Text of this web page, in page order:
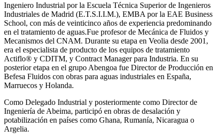
Ingeniero Industrial por la Escuela Técnica Superior de Ingenieros
Industriales de Madrid (E.T.S.I.I.M.), EMBA por la EAE Business
School, con más de veinticinco años de experiencia predominando
en el tratamiento de aguas.Fue profesor de Mecánica de Fluidos y
Mecanismos del CNAM. Durante su etapa en Veolia desde 2001,
era el especialista de producto de los equipos de tratamiento
Actiflo® y CDITM, y Contract Manager para Industria. En su
posterior etapa en el grupo Abengoa fue Director de Producción en
Befesa Fluidos con obras para aguas industriales en España,
Marruecos y Holanda.
Como Delegado Industrial y posteriormente como Director de
Ingeniería de Abeima, participó en obras de desalación y
potabilización en países como Ghana, Rumanía, Nicaragua o
Argelia.